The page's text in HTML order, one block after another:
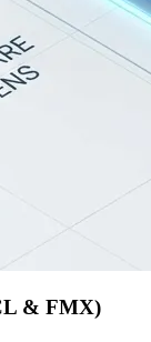
& FMX)